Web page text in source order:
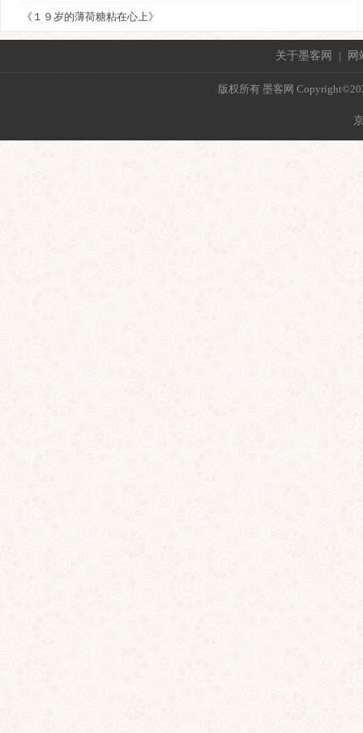
《１９岁的薄荷糖粘在心上》
关于墨客网 | 网
版权所有 墨客网